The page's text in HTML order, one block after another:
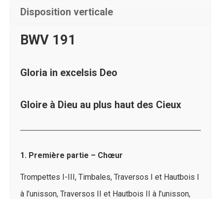
Disposition verticale
BWV 191
Gloria in excelsis Deo
Gloire à Dieu au plus haut des Cieux
1. Première partie – Chœur
Trompettes I-III, Timbales, Traversos I et Hautbois I
à l’unisson, Traversos II et Hautbois II à l’unisson,